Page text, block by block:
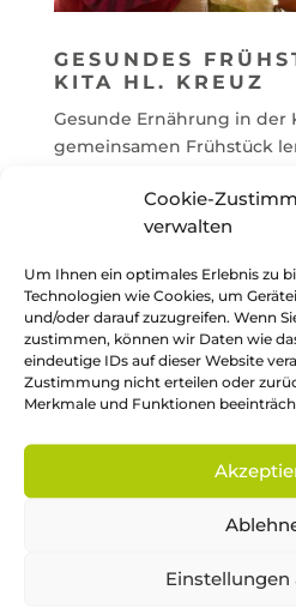
Cookie-
verwalten
Um Ihnen ein optimales Erlebnis zu
Technologien wie Cookies, um
und/oder darauf zuzugreifen. Wenn
zustimmen, können wir Daten wie
eindeutige IDs auf dieser Website
Zustimmung nicht erteilen oder
Merkmale und Funktionen
Einstellungen
GESUNDES
KITA HL. KREUZ
Gesunde Ernährung in der
gemeinsamen Frühstück
saisonale Lebensmittel sind.
Zum Projekt
Projekte –
Kultur